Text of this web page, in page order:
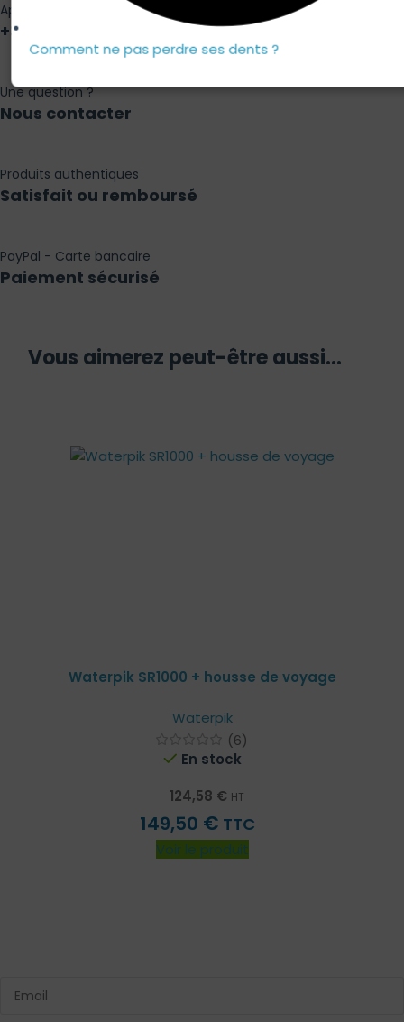
Appel non surtaxé
+33 9 82 99 13 89
Une question ?
Nous contacter
Produits authentiques
Satisfait ou remboursé
PayPal - Carte bancaire
Paiement sécurisé
Vous aimerez peut-être aussi…
Waterpik SR1000 + housse de voyage
Waterpik
(6)
En stock
124,58 € HT
149,50 € TTC
Voir le produit
Comment ne pas perdre ses dents ?